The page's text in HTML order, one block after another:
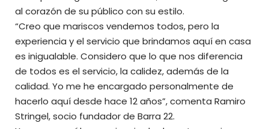
al corazón de su público con su estilo.
“Creo que mariscos vendemos todos, pero la
experiencia y el servicio que brindamos aquí en casa
es inigualable. Considero que lo que nos diferencia
de todos es el servicio, la calidez, además de la
calidad. Yo me he encargado personalmente de
hacerlo aquí desde hace 12 años”, comenta Ramiro
Stringel, socio fundador de Barra 22.